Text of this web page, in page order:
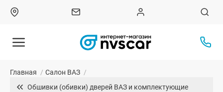
Главная / Салон ВАЗ /
Обшивки (обивки) дверей ВАЗ и комплектующие